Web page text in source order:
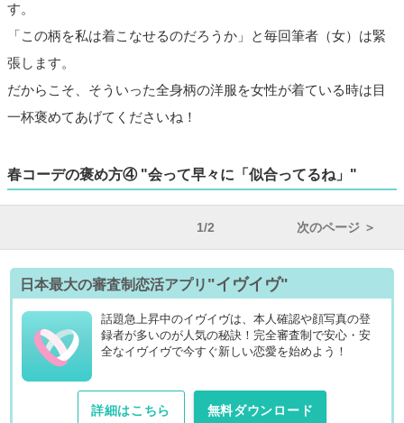
す。
「この柄を私は着こなせるのだろうか」と毎回筆者（女）は緊
張します。
だからこそ、そういった全身柄の洋服を女性が着ている時は目
一杯褒めてあげてくださいね！
春コーデの褒め方④ "会って早々に「似合ってるね」"
1/2 次のページ ＞
日本最大の審査制恋活アプリ "イヴイヴ"
話題急上昇中のイヴイヴは、本人確認や顔写真の登
録者が多いのが人気の秘訣！完全審査制で安心・安
全なイヴイヴで今すぐ新しい恋愛を始めよう！
詳細はこちら 無料ダウンロード